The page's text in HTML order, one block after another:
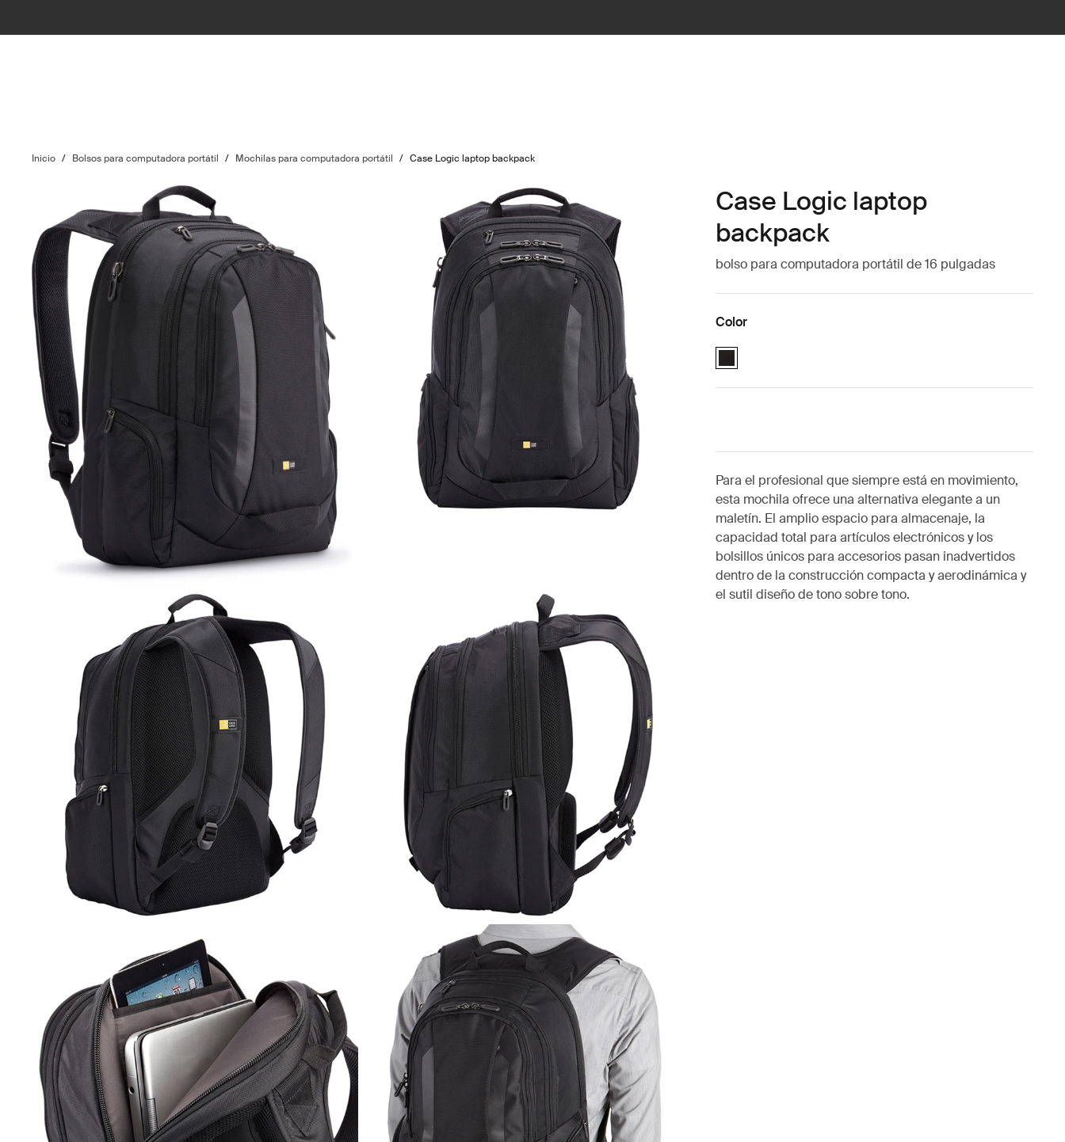
Inicio / Bolsos para computadora portátil / Mochilas para computadora portátil / Case Logic laptop backpack
Case Logic laptop
backpack
bolso para computadora portátil de 16 pulgadas
Color
Case Logic 16" Laptop Backpack Negro (selected)
Para el profesional que siempre está en movimiento,
esta mochila ofrece una alternativa elegante a un
maletín. El amplio espacio para almacenaje, la
capacidad total para artículos electrónicos y los
bolsillos únicos para accesorios pasan inadvertidos
dentro de la construcción compacta y aerodinámica y
el sutil diseño de tono sobre tono.